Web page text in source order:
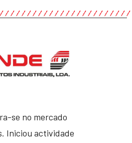
se no mercado
Iniciou actividade